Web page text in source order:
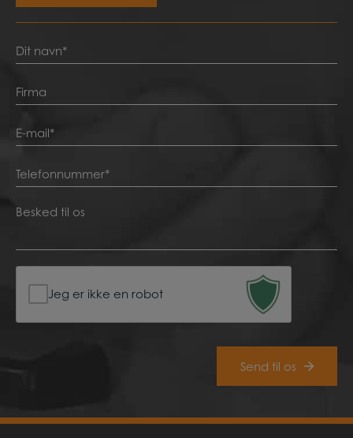
Navn
*
Firma
*
E-
mail
*
Telefon
*
Besked
Jeg er ikke en robot